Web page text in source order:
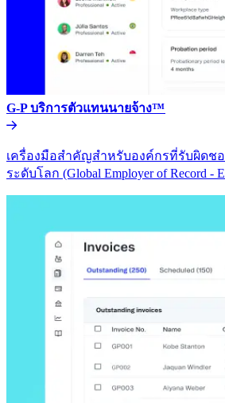
G-P บริการตัวแทนนายจ้าง™​​
เครื่องมือสำคัญสำหรับองค์กรที่รับผิดช
ระดับโลก (Global Employer of Record -